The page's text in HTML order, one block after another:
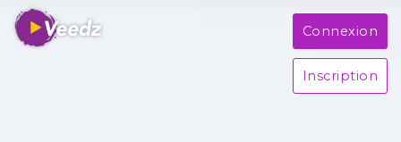
Connexion
Inscription